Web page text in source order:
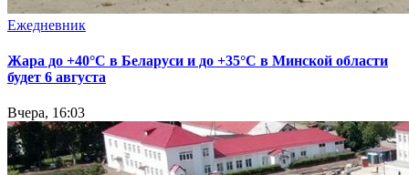
Ежедневник
Жара до +40°С в Беларуси и до +35°С в Минской области
будет 6 августа
Вчера, 16:03